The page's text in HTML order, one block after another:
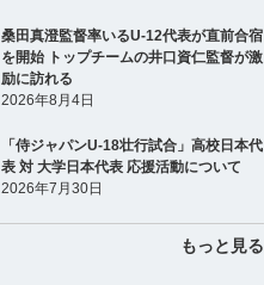
桑田真澄監督率いるU-12代表が直前合宿
を開始 トップチームの井口資仁監督が激
励に訪れる
2026年8月4日
「侍ジャパンU-18壮行試合」高校日本代
表 対 大学日本代表 応援活動について
2026年7月30日
もっと見る